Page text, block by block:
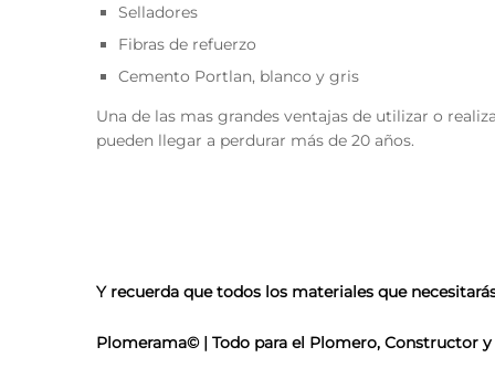
Selladores
Fibras de refuerzo
Cemento Portlan, blanco y gris
Una de las mas grandes ventajas de utilizar o
pueden llegar a perdurar más de 20 años.
Y recuerda que todos los materiales que
Plomerama© | Todo para el Plomero, Constructor